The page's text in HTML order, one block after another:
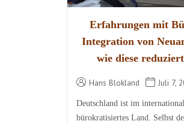
Erfahrungen mit
Integration von
wie diese
Hans Blokland Juli 7,
Deutschland ist im
bürokratisiertes Land. Selbst